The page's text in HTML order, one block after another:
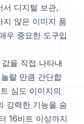
서 디지털 보관,
지 않은 이미지 품
우 중요한 도구입
을 직접 나타내
랄 만큼 간단합
심도 이미지의
강력한 기능을 숨
16비트 이상까지